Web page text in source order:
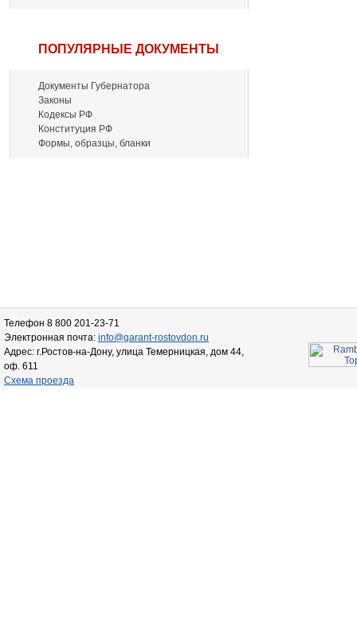
ПОПУЛЯРНЫЕ ДОКУМЕНТЫ
Документы Губернатора
Законы
Кодексы РФ
Конституция РФ
Формы, образцы, бланки
Телефон 8 800 201-23-71
Электронная почта: info@garant-rostovdon.ru
Адрес: г.Ростов-на-Дону, улица Темерницкая, дом 44,
оф. 611
Схема проезда